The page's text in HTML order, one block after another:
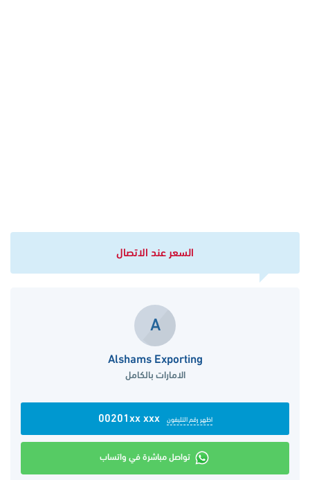
السعر عند الاتصال
A
Alshams Exporting
الامارات بالكامل
اظهر رقم التليفون 00201xx xxx
تواصل مباشرة في واتساب